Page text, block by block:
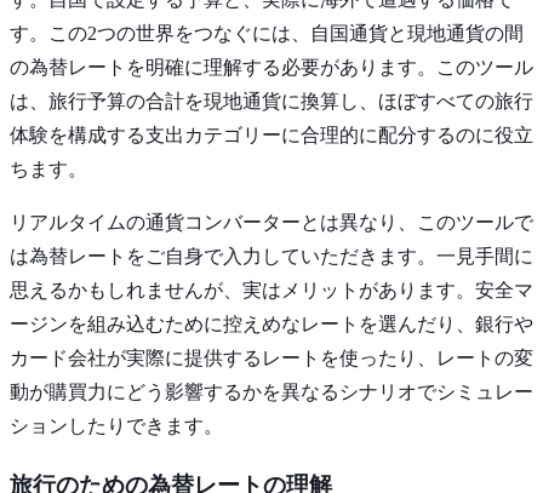
す。この2つの世界をつなぐには、自国通貨と現地通貨の間
の為替レートを明確に理解する必要があります。このツール
は、旅行予算の合計を現地通貨に換算し、ほぼすべての旅行
体験を構成する支出カテゴリーに合理的に配分するのに役立
ちます。
リアルタイムの通貨コンバーターとは異なり、このツールで
は為替レートをご自身で入力していただきます。一見手間に
思えるかもしれませんが、実はメリットがあります。安全マ
ージンを組み込むために控えめなレートを選んだり、銀行や
カード会社が実際に提供するレートを使ったり、レートの変
動が購買力にどう影響するかを異なるシナリオでシミュレー
ションしたりできます。
旅行のための為替レートの理解